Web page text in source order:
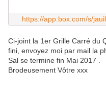
https://app.box.com/s/
Ci-joint la 1er Grille Carré du
fini, envoyez moi par mail la
Sal se termine fin Mai 2017 .
Brodeusement Vôtre xxx